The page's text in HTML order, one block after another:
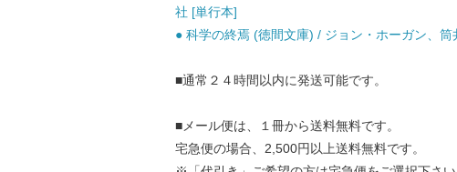
社 [単行本]
● 科学の終焉 (徳間文庫) / ジョン・ホーガン、
■通常２４時間以内に発送可能です。
■メール便は、１冊から送料無料です。
宅急便の場合、2,500円以上送料無料です。